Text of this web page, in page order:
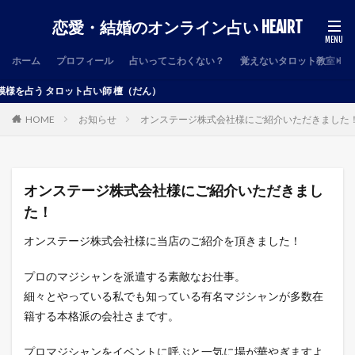
恋愛・結婚のオンライン占い HEAIRT
ホーム プロフィール 占いってこわくない？ 覚えないタロット教室
う タロット占い師 檀（だん）
HOME お知らせ オンステージ株式会社様にご紹介いただきました
オンステージ株式会社様にご紹介いただきまし
た！
オンステージ株式会社様に当店のご紹介を頂きました！
プロのマジシャンを派遣する素敵なお仕事。
細々とやっている私でも知っている有名マジシャンが多数在
籍する本格派の会社さまです。
プロマジシャンをイベントに呼ぶと一気に場が華やぎますよ